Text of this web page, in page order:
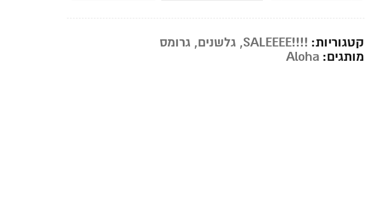
קטגוריות: !!!!SALEEEE
, גלשנים, גרומס
מותגים: Aloha